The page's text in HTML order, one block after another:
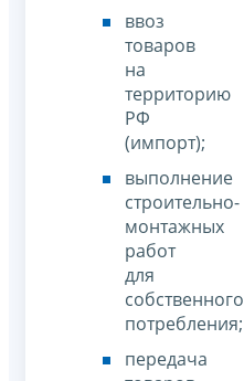
ввоз
товаров
на
территорию
РФ
(импорт);
выполнение
строительно-
монтажных
работ
для
собственного
потребления;
передача